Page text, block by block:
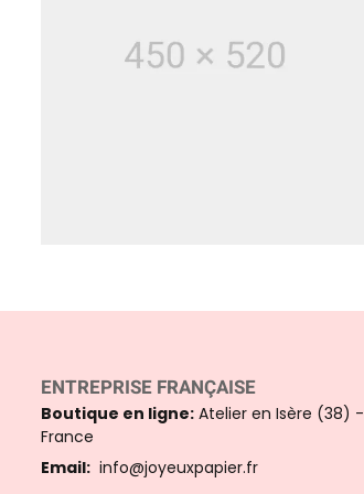
ENTREPRISE FRANÇAISE
Boutique en ligne: Atelier en Isère (38) -
France
Email: info@joyeuxpapier.fr